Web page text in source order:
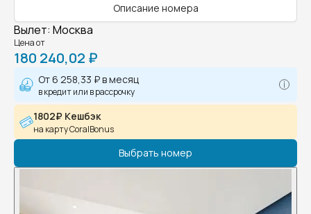
Описание номера
Вылет: Москва
Цена от
180 240,02 ₽
От6 258,33 ₽в месяц
в кредит или в рассрочку
1802₽ Кешбэк
на карту CoralBonus
Выбрать номер